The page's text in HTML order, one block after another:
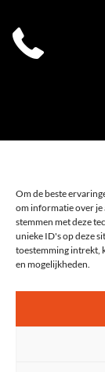
Om de beste
om informatie over je
stemmen met deze
unieke ID's op deze
toestemming intrekt,
en mogelijkheden.
0541